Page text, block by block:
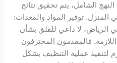
الشامل، يتم تحقيق نتائج
توفير المواد والمعدات:
لا داعي للقلق بشأن
فالمقدمون المحترفون
لتنفيذ عملية التنظيف بشكل